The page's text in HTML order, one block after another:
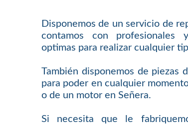
Disponemos de un servicio de
contamos con profesionales
optimas para realizar cualquier
También disponemos de piezas
para poder en cualquier
o de un motor en Señera.
Si necesita que le